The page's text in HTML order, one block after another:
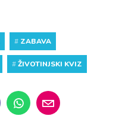
# ZABAVA
#ŽIVOTINJSKI KVIZ